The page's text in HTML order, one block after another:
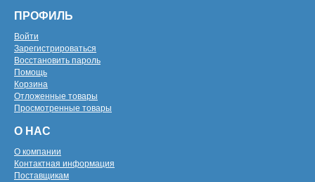
ПРОФИЛЬ
Войти
Зарегистрироваться
Восстановить пароль
Помощь
Корзина
Отложенные товары
Просмотренные товары
О НАС
О компании
Контактная информация
Поставщикам